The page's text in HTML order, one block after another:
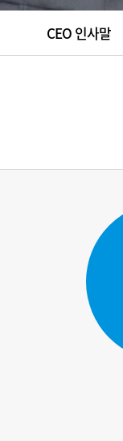
CEO 인사말